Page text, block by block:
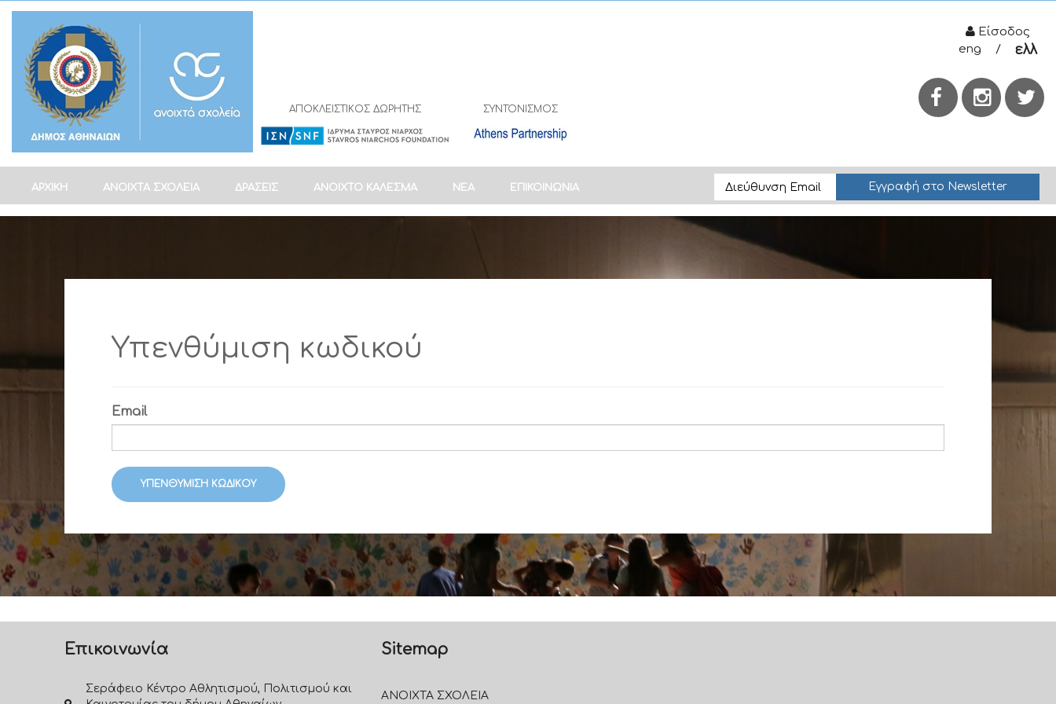
ΑΠΟΚΛΕΙΣΤΙΚΟΣ ΔΩΡΗΤΗΣ ΣΥΝΤΟΝΙΣΜΟΣ
Είσοδος
eng
/ ελλ
ΑΡΧΙΚΗ ΑΝΟΙΧΤΑ ΣΧΟΛΕΙΑ ΔΡΑΣΕΙΣ ΑΝΟΙΧΤΟ ΚΑΛΕΣΜΑ ΝΕΑ ΕΠΙΚΟΙΝΩΝΙΑ
Υπενθύμιση κωδικού
Email
ΥΠΕΝΘΎΜΙΣΗ ΚΩΔΙΚΟΎ
Επικοινωνία
Σεράφειο Κέντρο Αθλητισμού, Πολιτισμού και
Sitemap
ΑΝΟΙΧΤΑ ΣΧΟΛΕΙΑ